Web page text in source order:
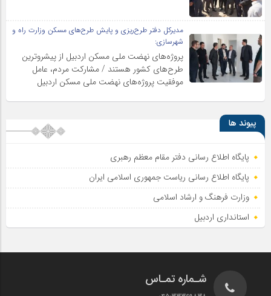
مدیرکل دفتر طرح‌ریزی و پایش طرح‌های مسکن وزارت راه و
شهرسازی:
پروژه‌های نهضت ملی مسکن اردبیل از پیشروترین
طرح‌های کشور هستند / مشارکت مردم، عامل
موفقیت پروژه‌های نهضت ملی مسکن اردبیل
پیوند ها
پایگاه اطلاع رسانی دفتر مقام معظم رهبری
پایگاه اطلاع‌ رسانی ریاست‌ جمهوری اسلامی ایران
وزارت فرهنگ و ارشاد اسلامی
استانداری اردبیل
شـماره تمـاس